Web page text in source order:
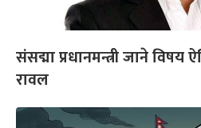
संसद्मा प्रधानमन्त्री जाने
रावल